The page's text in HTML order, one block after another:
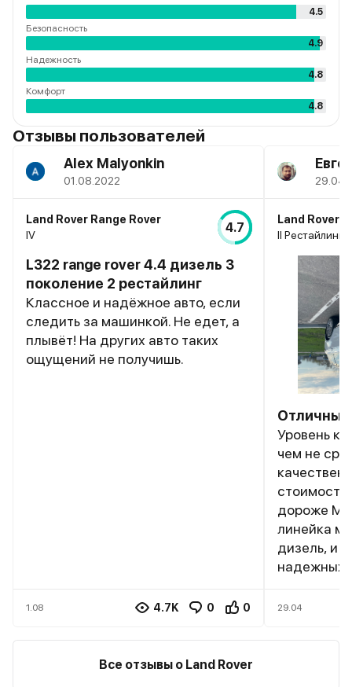
4.5
Безопасность
4.9
Надежность
4.8
Комфорт
4.8
Отзывы пользователей
Alex Malyonkin
01.08.2022
Land Rover Range Rover
IV
4.7
L322 range rover 4.4 дизель 3
поколение 2 рестайлинг
Классное и надёжное авто, если
следить за машинкой. Не едет, а
плывёт! На других авто таких
ощущений не получишь.
1.08 4.7K 0 0
Land Rover
II Рестайлинг,
Уровень
чем не
стоимости
дороже МБ
линейка
дизель, и
надежных
29.04
Все отзывы о Land Rover